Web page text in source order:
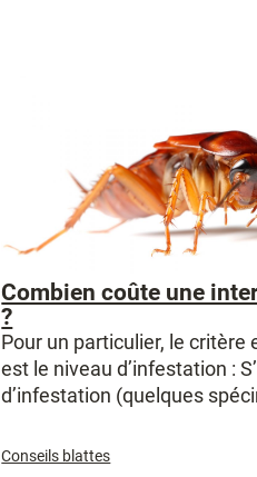
Combien coûte une
?
Pour un particulier, le critère
est le niveau d’infestation :
d’infestation (quelques
Conseils blattes